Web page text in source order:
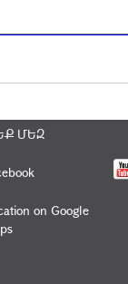
ՄԵԶ
on Google